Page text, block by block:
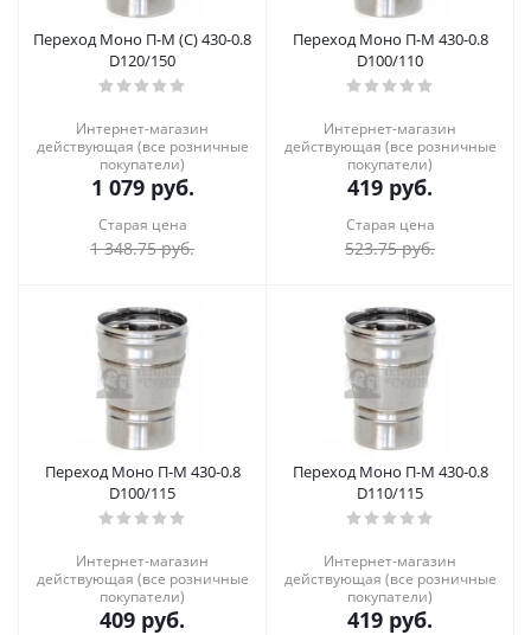
Переход Моно П-М (С) 430-0.8
D120/150
Интернет-магазин
действующая (все розничные
покупатели)
1 079руб.
Старая цена
1 348.75руб.
Переход Моно П-М 430-0.8
D100/110
Интернет-магазин
действующая (все розничные
покупатели)
419 руб.
Старая цена
523.75руб.
Переход Моно П-М 430-0.8
D100/115
Интернет-магазин
действующая (все розничные
покупатели)
409 руб.
Переход Моно П-М 430-0.8
D110/115
Интернет-магазин
действующая (все розничные
покупатели)
419 руб.